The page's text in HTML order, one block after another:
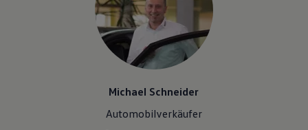
Michael Schneider
Automobilverkäufer